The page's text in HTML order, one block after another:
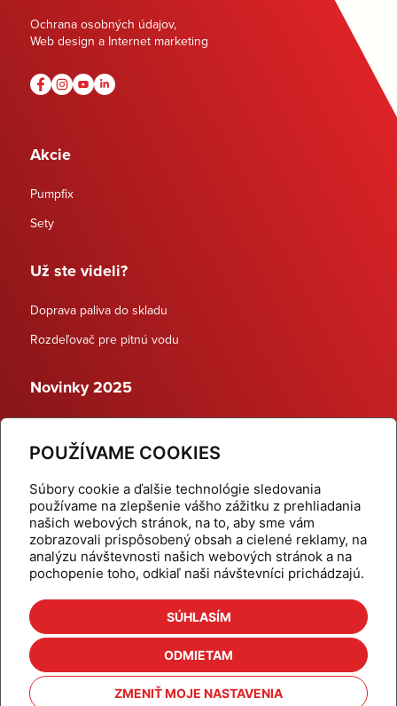
POUŽÍVAME COOKIES
Súbory cookie a ďalšie technológie sledovania
používame na zlepšenie vášho zážitku z prehliadania
našich webových stránok, na to, aby sme vám
zobrazovali prispôsobený obsah a cielené reklamy, na
analýzu návštevnosti našich webových stránok a na
pochopenie toho, odkiaľ naši návštevníci prichádzajú.
SÚHLASÍM
ODMIETAM
ZMENIŤ MOJE NASTAVENIA
Ochrana osobných údajov,
Web design a Internet marketing
Akcie
Pumpfix
Sety
Už ste videli?
Doprava paliva do skladu
Rozdeľovač pre pitnú vodu
Novinky 2025
Dynamické termostatické ventily
Domov
Produkty
Aktuality
Odber šikovné tipy
Kalkulačky
Cenníky
Na stiahnutie
Referencie
Kontakt